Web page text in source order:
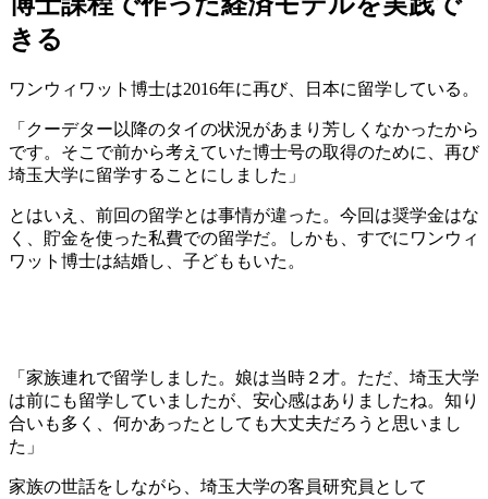
きる
ワンウィワット博士は2016年に再び、日本に留学している。
「クーデター以降のタイの状況があまり芳しくなかったから
です。そこで前から考えていた博士号の取得のために、再び
埼玉大学に留学することにしました」
とはいえ、前回の留学とは事情が違った。今回は奨学金はな
く、貯金を使った私費での留学だ。しかも、すでにワンウィ
ワット博士は結婚し、子どももいた。
「家族連れで留学しました。娘は当時２才。ただ、埼玉大学
は前にも留学していましたが、安心感はありましたね。知り
合いも多く、何かあったとしても大丈夫だろうと思いまし
た」
家族の世話をしながら、埼玉大学の客員研究員として